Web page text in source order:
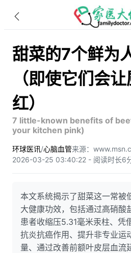
甜菜的7个鲜为
（即使它们会
红）
7 little-known benefits of
your kitchen pink)
环球医讯/心脑血管来源：
2026-03-25 03:40:22 - 阅读时长6
本文系统揭示了甜菜这一常被
大健康功效，包括通过高硝酸
患者收缩压5.31毫米汞柱、凭
抗炎抗癌作用、提升非专业运
量、通过改善前额叶皮层血流